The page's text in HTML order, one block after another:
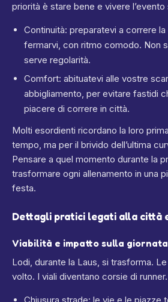
priorità è stare bene e vivere
Continuità: preparatevi a correre
fermarvi, con ritmo comodo. Non
serve regolarità.
Comfort: abituatevi alle vostre
abbigliamento, per evitare fastidi
piacere di correre in città.
Molti esordienti ricordano la loro
tempo, ma per il brivido dell’ultima
Pensare a quel momento durante la
trasformare ogni allenamento in una
festa.
Dettagli pratici legati alla città
Viabilità e impatto sulla giornata
Lodi, durante la Laus, si trasforma.
volto. I viali diventano corsie di runner.